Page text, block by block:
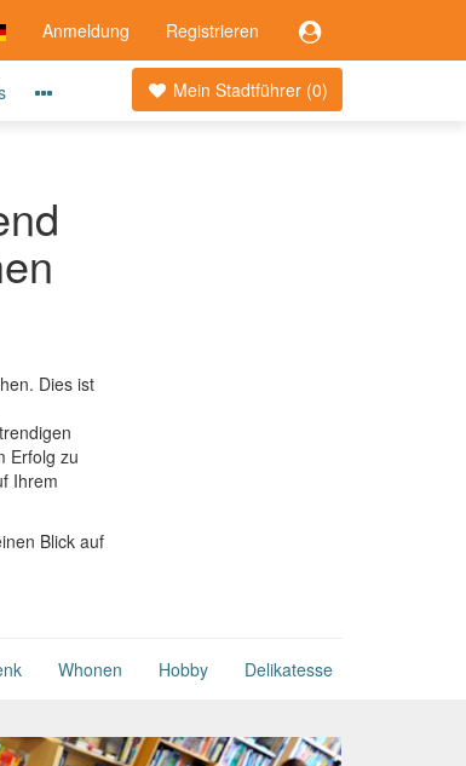
Anmeldung Registrieren
Mein Stadtführer (0)
Dies ist
Erfolg zu
Ihrem
Blick auf
Whonen Hobby Delikatesse